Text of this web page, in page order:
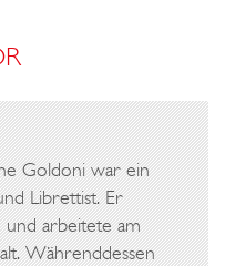
Goldoni war ein
Librettist. Er
und arbeitete am
Währenddessen